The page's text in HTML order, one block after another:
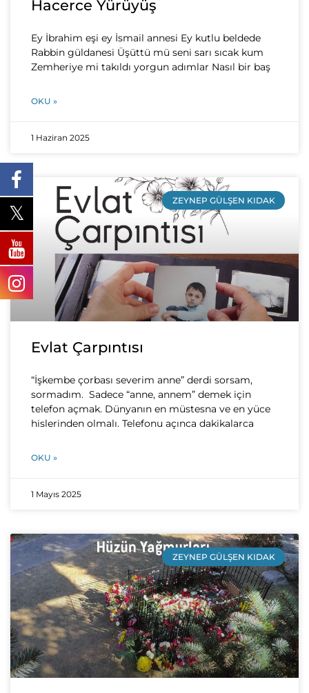
Hacerce Yürüyüş
Ey İbrahim eşi ey İsmail annesi Ey kutlu beldede
Rabbin güldanesi Üşüttü mü seni sarı sıcak kum
Zemheriye mi takıldı yorgun adımlar Nasıl bir baş
OKU »
1 Haziran 2025
ZEYNEP GÜLŞEN KIDAK
Evlat Çarpıntısı
“İşkembe çorbası severim anne” derdi sorsam,
sormadım. Sadece “anne, annem” demek için
telefon açmak. Dünyanın en müstesna ve en yüce
hislerinden olmalı. Telefonu açınca dakikalarca
OKU »
1 Mayıs 2025
ZEYNEP GÜLŞEN KIDAK